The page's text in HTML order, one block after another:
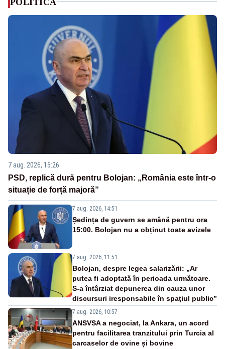
7 aug. 2026, 15:26
PSD, replică dură pentru Bolojan: „România este într-o
situație de forță majoră”
7 aug. 2026, 14:51
Ședința de guvern se amână pentru ora
15:00. Bolojan nu a obținut toate avizele
7 aug. 2026, 11:51
Bolojan, despre legea salarizării: „Ar
putea fi adoptată în perioada următoare.
S-a întârziat depunerea din cauza unor
discursuri iresponsabile în spaţiul public”
7 aug. 2026, 10:57
ANSVSA a negociat, la Ankara, un acord
pentru facilitarea tranzitului prin Turcia al
carcaselor de ovine și bovine